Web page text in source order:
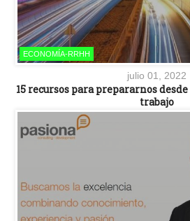
ECONOMÍA-RRHH
julio 01, 2022
15 recursos para prepararnos
trabajo